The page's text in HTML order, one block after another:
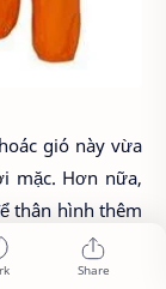
gió này vừa
mặc. Hơn nữa,
thân hình thêm